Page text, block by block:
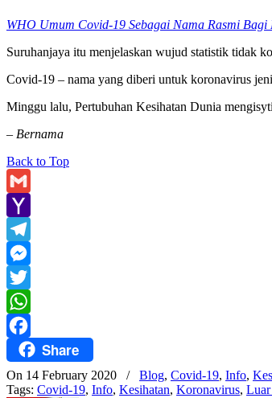
WHO Umum Covid-19 Sebagai Nama Rasmi
Suruhanjaya itu menjelaskan wujud statistik tidak
Covid-19 – nama yang diberi untuk koronavirus
Minggu lalu, Pertubuhan Kesihatan Dunia
– Bernama
Back to Top
Gmail
Yahoo
Mail
Telegram
Messenger
Twitter
WhatsApp
FacebookShare
On 14 February 2020 / Blog, Covid-19, Info,
Tags: Covid-19, Info, Kesihatan, Koronavirus, Luar